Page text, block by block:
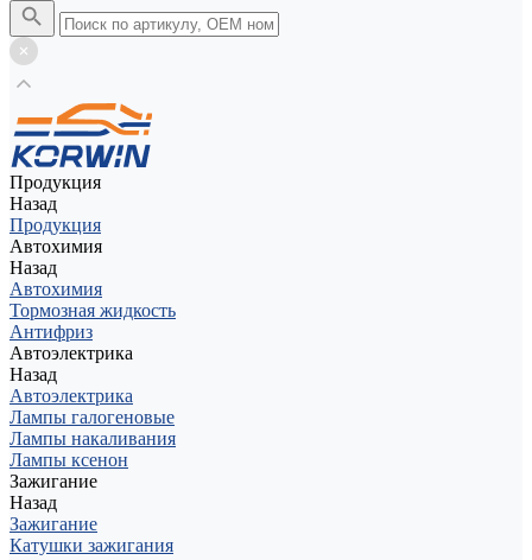
Продукция
Назад
Продукция
Автохимия
Назад
Автохимия
Тормозная жидкость
Антифриз
Автоэлектрика
Назад
Автоэлектрика
Лампы галогеновые
Лампы накаливания
Лампы ксенон
Зажигание
Назад
Зажигание
Катушки зажигания